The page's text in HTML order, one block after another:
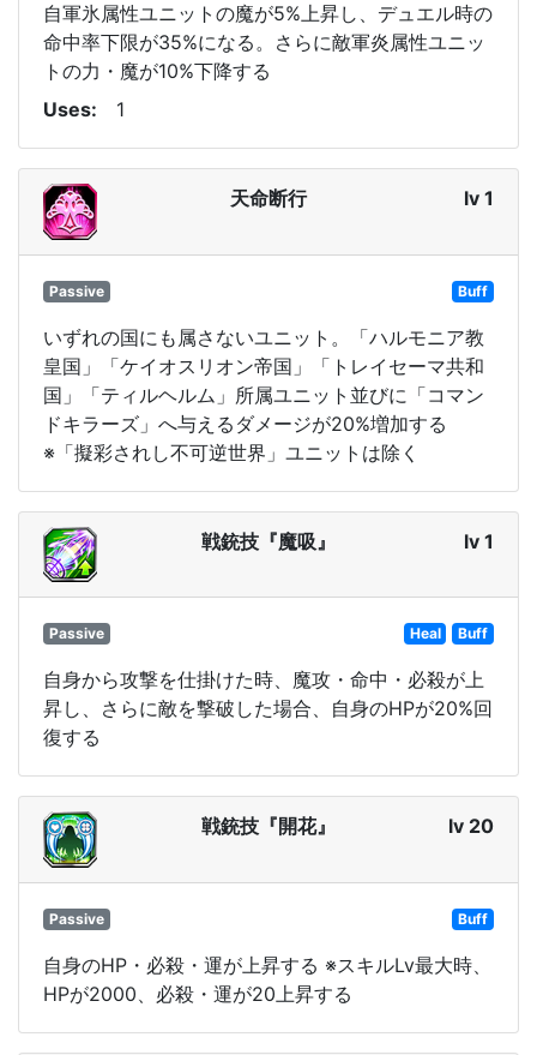
自軍氷属性ユニットの魔が5%上昇し、デュエル時の
命中率下限が35%になる。さらに敵軍炎属性ユニッ
トの力・魔が10%下降する
Uses
1
天命断行 lv 1
Passive Buff
いずれの国にも属さないユニット。「ハルモニア教
皇国」「ケイオスリオン帝国」「トレイセーマ共和
国」「ティルヘルム」所属ユニット並びに「コマン
ドキラーズ」へ与えるダメージが20%増加する
※「擬彩されし不可逆世界」ユニットは除く
戦銃技『魔吸』 lv 1
Passive Heal Buff
自身から攻撃を仕掛けた時、魔攻・命中・必殺が上
昇し、さらに敵を撃破した場合、自身のHPが20%回
復する
戦銃技『開花』 lv 20
Passive Buff
自身のHP・必殺・運が上昇する ※スキルLv最大時、
HPが2000、必殺・運が20上昇する